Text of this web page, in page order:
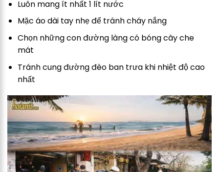
Luôn mang ít nhất 1 lít nước
Mặc áo dài tay nhẹ để tránh cháy nắng
Chọn những con đường làng có bóng cây che
mát
Tránh cung đường đèo ban trưa khi nhiệt độ cao
nhất